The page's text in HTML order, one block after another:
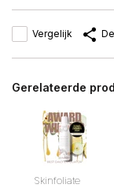
Vergelijk
Gerelateerde
Skinfoliate